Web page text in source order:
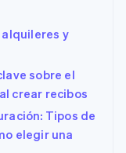
y
sobre el
crear recibos
Tipos de
elegir una